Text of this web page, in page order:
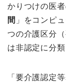
かりつけの医
間 」をコンピ
つの介護区分
は非認定に分類
「要介護認定